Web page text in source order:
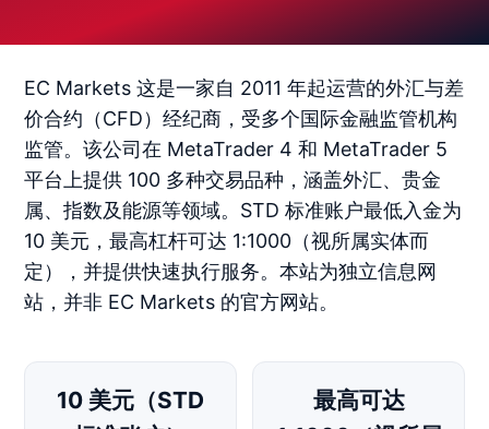
EC Markets 这是一家自 2011 年起运营的外汇与差
价合约（CFD）经纪商，受多个国际金融监管机构
监管。该公司在 MetaTrader 4 和 MetaTrader 5
平台上提供 100 多种交易品种，涵盖外汇、贵金
属、指数及能源等领域。STD 标准账户最低入金为
10 美元，最高杠杆可达 1:1000（视所属实体而
定），并提供快速执行服务。本站为独立信息网
站，并非 EC Markets 的官方网站。
10 美元（STD
最高可达